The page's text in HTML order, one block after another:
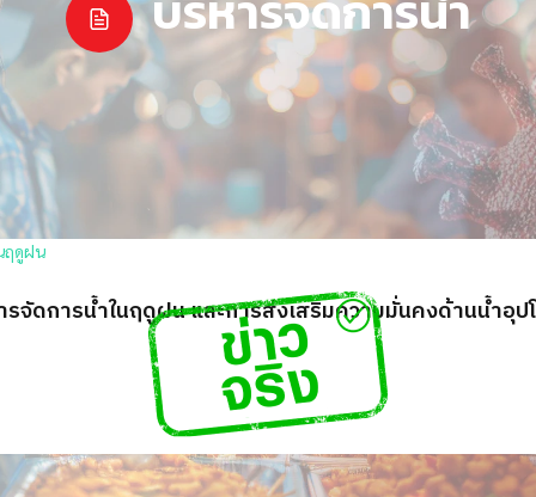
จัดการน้ำในฤดูฝน และการส่งเสริมความมั่นคงด้านน้ำอุป